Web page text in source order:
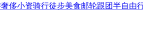
奢侈小资骑行徒步美食邮轮跟团半自由